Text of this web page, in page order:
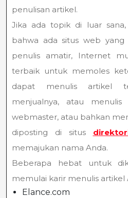
penulisan artikel.
Jika ada topik di luar
bahwa ada situs web yang
penulis amatir, Internet
terbaik untuk memoles
dapat menulis artikel
menjualnya, atau
webmaster, atau bahkan
diposting di situs
memajukan nama Anda.
Beberapa hebat untuk
memulai karir menulis artikel
Elance.com